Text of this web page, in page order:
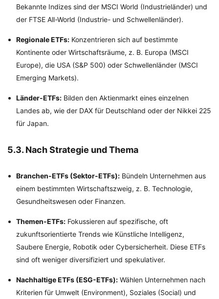
Bekannte Indizes sind der MSCI World (Industrieländer) und
der FTSE All-World (Industrie- und Schwellenländer).
Regionale ETFs: Konzentrieren sich auf bestimmte
Kontinente oder Wirtschaftsräume, z. B. Europa (MSCI
Europe), die USA (S&P 500) oder Schwellenländer (MSCI
Emerging Markets).
Länder-ETFs: Bilden den Aktienmarkt eines einzelnen
Landes ab, wie der DAX für Deutschland oder der Nikkei 225
für Japan.
5.3. Nach Strategie und Thema
Branchen-ETFs (Sektor-ETFs): Bündeln Unternehmen aus
einem bestimmten Wirtschaftszweig, z. B. Technologie,
Gesundheitswesen oder Finanzen.
Themen-ETFs: Fokussieren auf spezifische, oft
zukunftsorientierte Trends wie Künstliche Intelligenz,
Saubere Energie, Robotik oder Cybersicherheit. Diese ETFs
sind oft weniger diversifiziert und spekulativer.
Nachhaltige ETFs (ESG-ETFs): Wählen Unternehmen nach
Kriterien für Umwelt (Environment), Soziales (Social) und